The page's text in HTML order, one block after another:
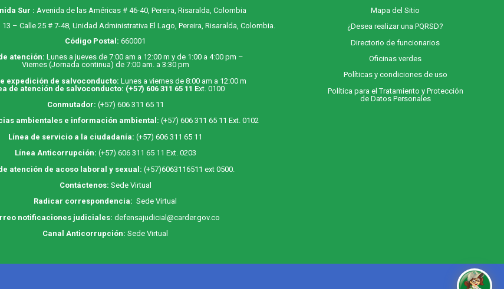
Sur : Avenida de las Américas # 46-40, Pereira, Risaralda, Colombia
13 – Calle 25 # 7-48, Unidad Administrativa El Lago, Pereira, Risaralda, Colombia.
Código Postal: 660001
atención:Lunes a jueves de 7:00 am a 12:00 m y de 1:00 a 4:00 pm –
Viernes (Jornada continua) de 7:00 am. a 3:30 pm
expedición de salvoconducto:Lunes a viernes de 8:00 am a 12:00 m
de atención de salvoconducto: (+57) 606 311 65 11 Ext. 0100
Conmutador: (+57) 606 311 65 11
ambientales e información ambiental: (+57) 606 311 65 11 Ext. 0102
Línea de servicio a la ciudadanía: (+57) 606 311 65 11
Línea Anticorrupción: (+57) 606 311 65 11 Ext. 0203
atención de acoso laboral y sexual: (+57)6063116511 ext 0500.
Contáctenos: Sede Virtual
Radicar correspondencia: Sede Virtual
notificaciones judiciales: defensajudicial@carder.gov.co
Canal Anticorrupción: Sede Virtual
Mapa del Sitio
¿Desea realizar una PQRSD?
Directorio de funcionarios
Oficinas verdes
Políticas y condiciones de uso
Política para el Tratamiento y Protección
de Datos Personales